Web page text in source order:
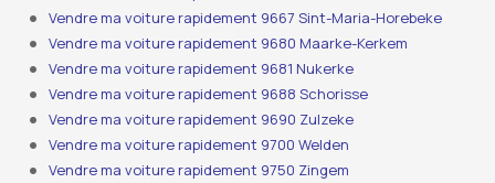
Vendre ma voiture rapidement 9667 Sint-Maria-Horebeke
Vendre ma voiture rapidement 9680 Maarke-Kerkem
Vendre ma voiture rapidement 9681 Nukerke
Vendre ma voiture rapidement 9688 Schorisse
Vendre ma voiture rapidement 9690 Zulzeke
Vendre ma voiture rapidement 9700 Welden
Vendre ma voiture rapidement 9750 Zingem